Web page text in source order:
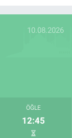
10.08.2026
ÖĞLE
12:45